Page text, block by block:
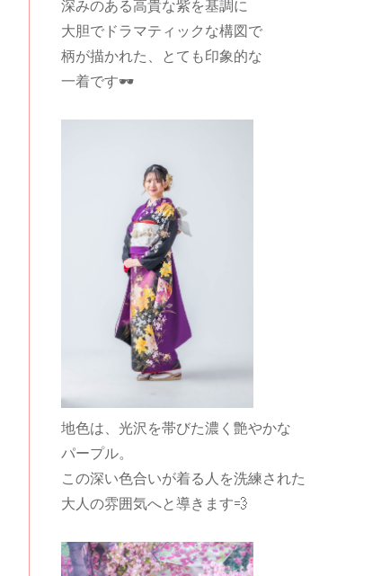
深みのある高貴な紫を基調に
大胆でドラマティックな構図で
柄が描かれた、とても印象的な
一着です🕶️
地色は、光沢を帯びた濃く艶やかな
パープル。
この深い色合いが着る人を洗練された
大人の雰囲気へと導きます💨